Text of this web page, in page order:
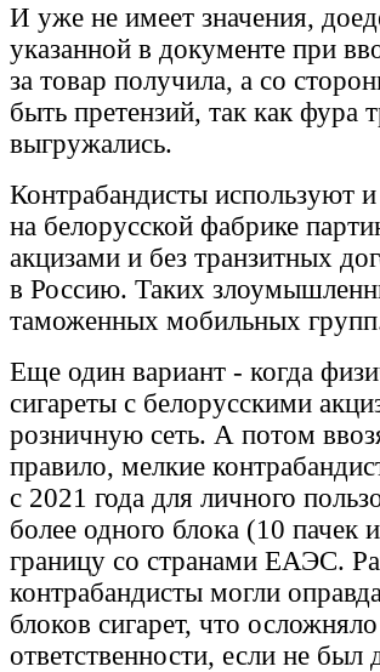
И уже не имеет значения,
указанной в документе при
за товар получила, а со
быть претензий, так как фура
выгружались.
Контрабандисты используют
на белорусской фабрике
акцизами и без транзитных
в Россию. Таких
таможенных мобильных
Еще один вариант - когда
сигареты с белорусскими
розничную сеть. А потом
правило, мелкие
с 2021 года для личного
более одного блока (10 пачек
границу со странами ЕАЭС.
контрабандисты могли
блоков сигарет, что
ответственности, если не был